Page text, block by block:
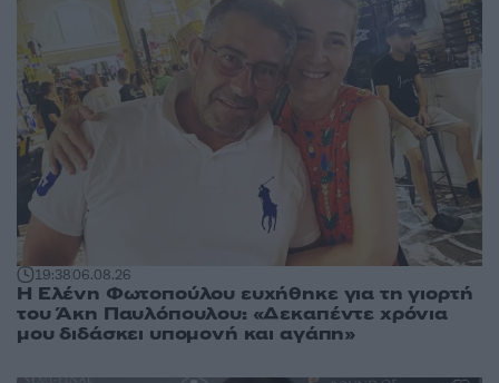
19:3806.08.26
Η Ελένη Φωτοπούλου ευχήθηκε για τη γιορτή
του Άκη Παυλόπουλου: «Δεκαπέντε χρόνια
μου διδάσκει υπομονή και αγάπη»